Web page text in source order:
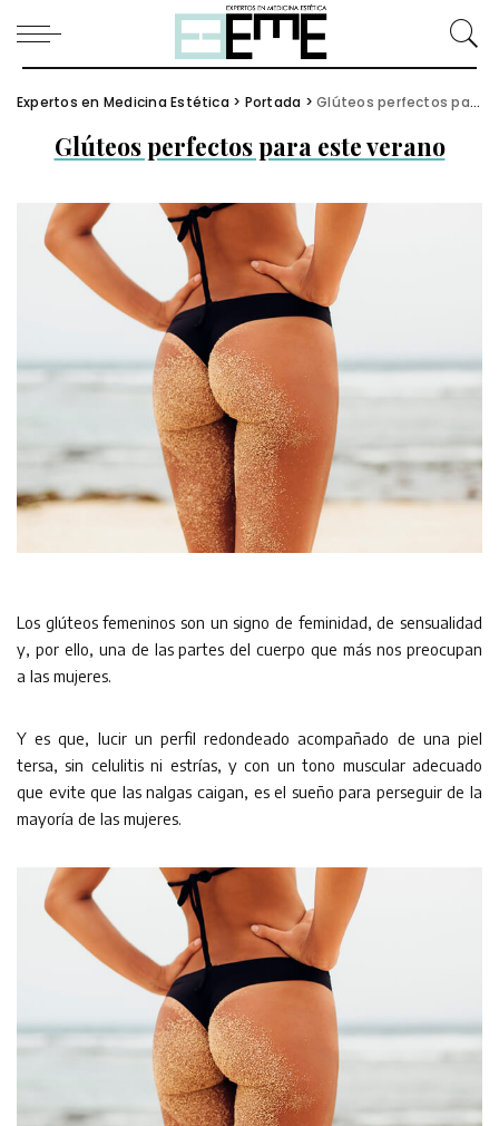
Expertos en Medicina Estética > Portada >Glúteos perfectos para este verano
Glúteos perfectos para este verano
Los glúteos femeninos son un signo de feminidad, de sensualidad
y, por ello, una de las partes del cuerpo que más nos preocupan
a las mujeres.
Y es que, lucir un perfil redondeado acompañado de una piel
tersa, sin celulitis ni estrías, y con un tono muscular adecuado
que evite que las nalgas caigan, es el sueño para perseguir de la
mayoría de las mujeres.